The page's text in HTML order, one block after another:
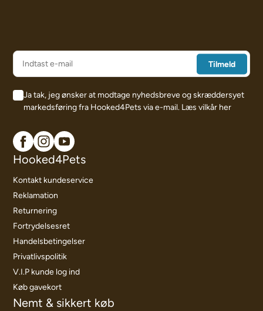
Ja tak, jeg ønsker at modtage nyhedsbreve og skræddersyet
markedsføring fra Hooked4Pets via e-mail. Læs vilkår her
Hooked4Pets
Kontakt kundeservice
Reklamation
Returnering
Fortrydelsesret
Handelsbetingelser
Privatlivspolitik
V.I.P kunde log ind
Køb gavekort
Nemt & sikkert køb